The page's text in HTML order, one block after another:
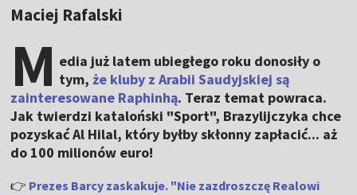
Maciej Rafalski
M edia już latem ubiegłego roku donosiły o
tym,że kluby z Arabii Saudyjskiej są
zainteresowane Raphinhą. Teraz temat powraca.
Jak twierdzi kataloński "Sport", Brazylijczyka chce
pozyskać Al Hilal, który byłby skłonny zapłacić... aż
do 100 milionów euro!
👉 Prezes Barcy zaskakuje. "Nie zazdroszczę Realowi